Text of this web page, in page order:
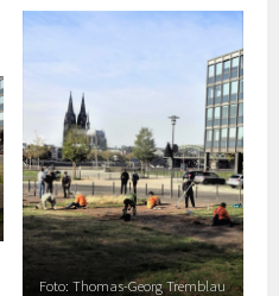
Foto: Thomas-Georg Tremblau